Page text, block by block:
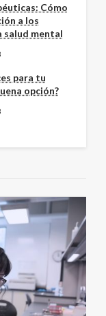
Cómo
a los
salud mental
para tu
opción?